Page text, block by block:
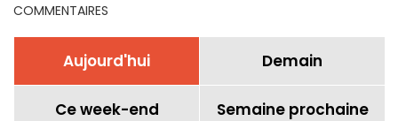
COMMENTAIRES
Aujourd'hui Demain
Ce week-end Semaine prochaine